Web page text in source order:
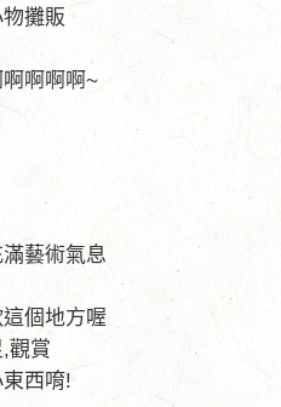
攤販
啊啊啊~
藝術氣息
個地方喔
觀賞
西唷!